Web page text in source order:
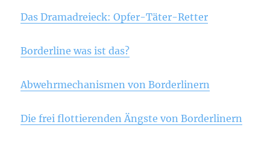
Das Dramadreieck: Opfer-Täter-Retter
Borderline was ist das?
Abwehrmechanismen von Borderlinern
Die frei flottierenden Ängste von Borderlinern